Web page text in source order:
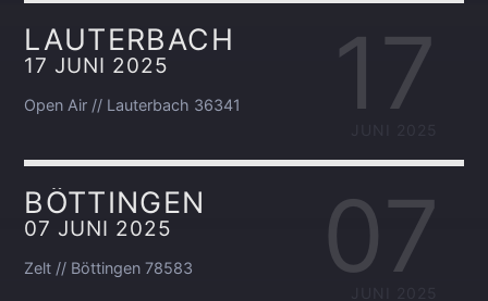
17
LAUTERBACH
17 JUNI 2025
Open Air // Lauterbach 36341
07
BÖTTINGEN
07 JUNI 2025
Zelt // Böttingen 78583